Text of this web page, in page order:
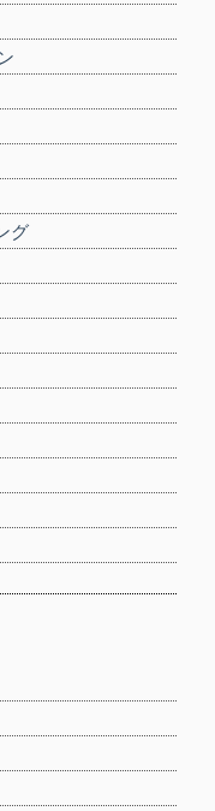
グ